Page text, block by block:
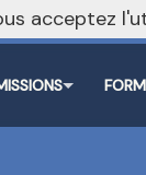
acceptez